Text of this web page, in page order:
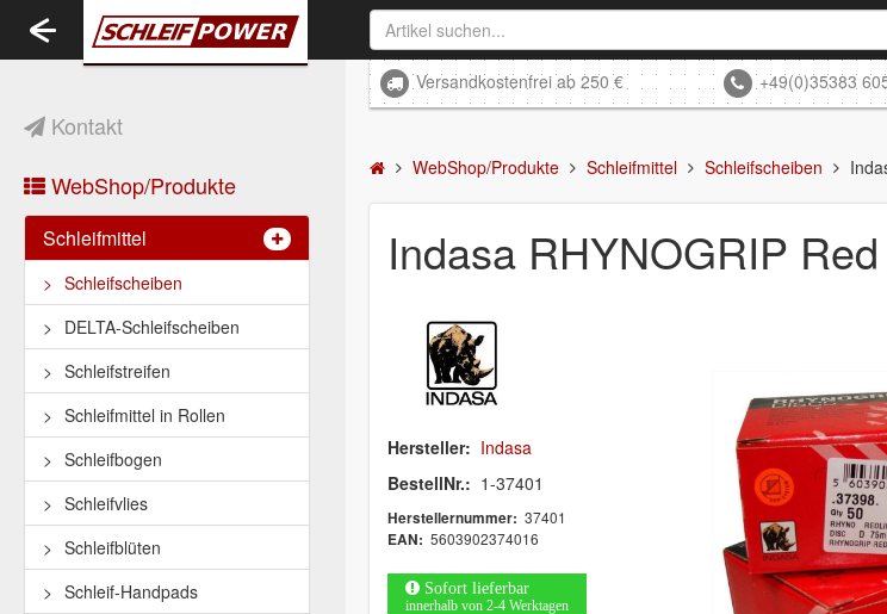
Kontakt
WebShop/Produkte
Schleifmittel
Schleifscheiben
DELTA-Schleifscheiben
Schleifstreifen
Schleifmittel in Rollen
Schleifbogen
Schleifvlies
Schleifblüten
Schleif-Handpads
Toggle
navigation
Versandkostenfrei ab 250 € +49(0)35383
WebShop/Produkte Schleifmittel Schleifscheiben
Indasa RHYNOGRIP
Hersteller: Indasa
BestellNr.: 1-37401
Herstellernummer: 37401
EAN: 5603902374016
Sofort lieferbar
innerhalb von 2-4 Werktagen